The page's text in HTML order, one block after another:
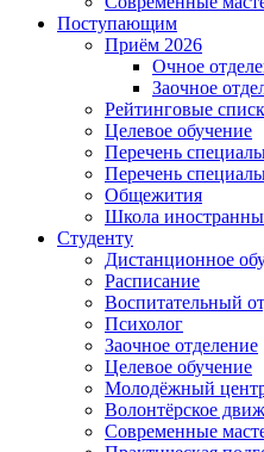
Поступающим
Приём 2026
Очное
Заочное
Рейтинговые
Целевое обучение
Перечень
Перечень
Общежития
Школа
Студенту
Дистанционное
Расписание
Воспитательный
Психолог
Заочное отделение
Целевое обучение
Молодёжный
Волонтёрское
Современные